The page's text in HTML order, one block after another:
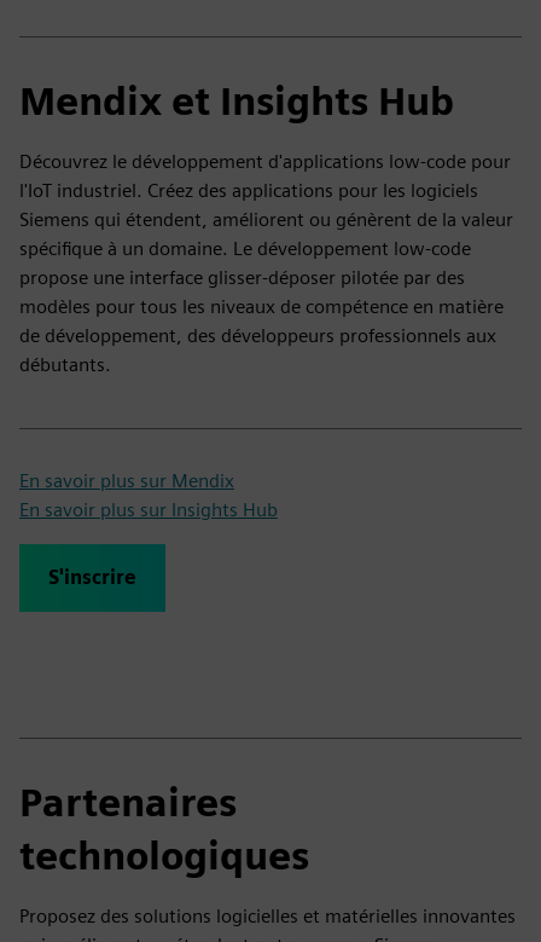
Mendix et Insights Hub
Découvrez le développement d'applications low-code pour
l'IoT industriel. Créez des applications pour les logiciels
Siemens qui étendent, améliorent ou génèrent de la valeur
spécifique à un domaine. Le développement low-code
propose une interface glisser-déposer pilotée par des
modèles pour tous les niveaux de compétence en matière
de développement, des développeurs professionnels aux
débutants.
En savoir plus sur Mendix
En savoir plus sur Insights Hub
S'inscrire
Partenaires
technologiques
Proposez des solutions logicielles et matérielles innovantes